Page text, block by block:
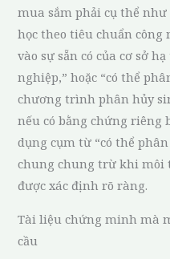
mua sắm phải cụ thể
học theo tiêu chuẩn công
vào sự sẵn có của cơ sở
nghiệp,” hoặc “có thể
chương trình phân hủy
nếu có bằng chứng riêng
dụng cụm từ “có thể
chung chung trừ khi môi
được xác định rõ ràng.
Tài liệu chứng minh mà
cầu